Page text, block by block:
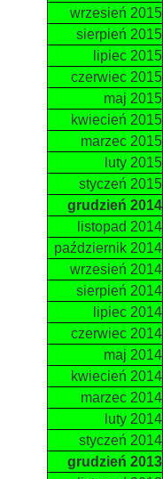
wrzesień 2015
sierpień 2015
lipiec 2015
czerwiec 2015
maj 2015
kwiecień 2015
marzec 2015
luty 2015
styczeń 2015
grudzień 2014
listopad 2014
październik 2014
wrzesień 2014
sierpień 2014
lipiec 2014
czerwiec 2014
maj 2014
kwiecień 2014
marzec 2014
luty 2014
styczeń 2014
grudzień 2013